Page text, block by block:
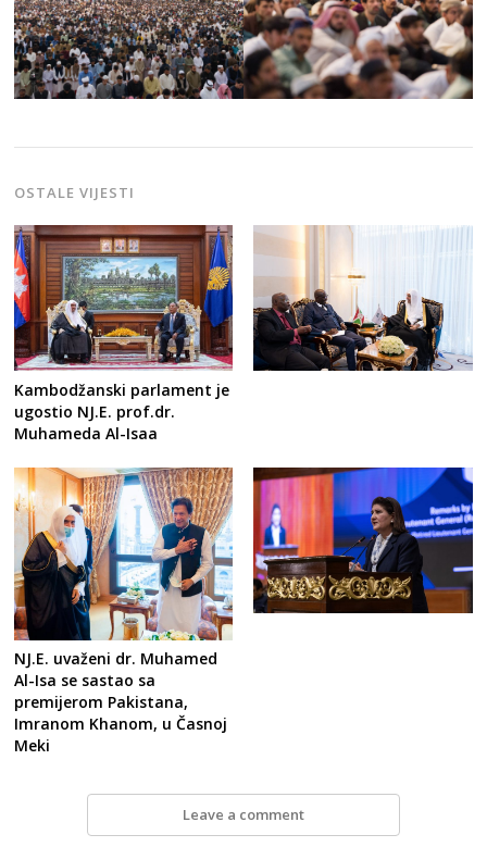
OSTALE VIJESTI
Kambodžanski parlament je
ugostio NJ.E. prof.dr.
Muhameda Al-Isaa
NJ.E. uvaženi dr. Muhamed
Al-Isa se sastao sa
premijerom Pakistana,
Imranom Khanom, u Časnoj
Meki
Leave a comment